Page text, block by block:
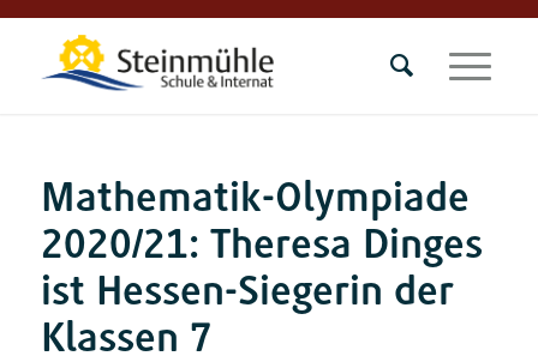
Mathematik-Olympiade
2020/21: Theresa Dinges
ist Hessen-Siegerin der
Klassen 7